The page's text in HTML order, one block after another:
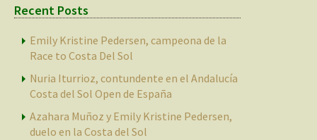
Recent Posts
Emily Kristine Pedersen, campeona de la
Race to Costa Del Sol
Nuria Iturrioz, contundente en el Andalucía
Costa del Sol Open de España
Azahara Muñoz y Emily Kristine Pedersen,
duelo en la Costa del Sol